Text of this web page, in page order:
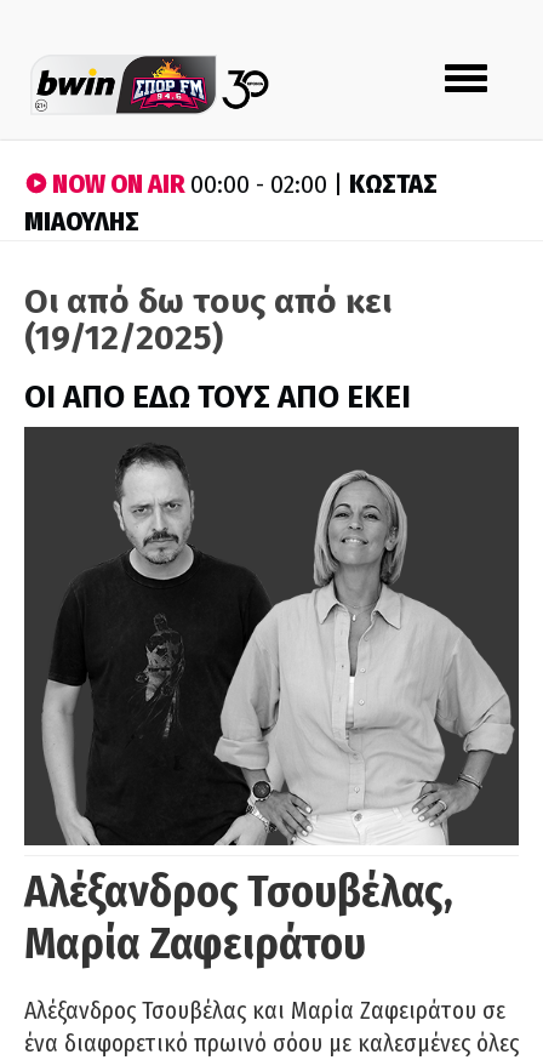
Toggle
navigation
NOW ON AIR00:00 - 02:00 | ΚΩΣΤΑΣ
ΜΙΑΟΥΛΗΣ
Οι από δω τους από κει
(19/12/2025)
ΟΙ ΑΠΟ ΕΔΩ ΤΟΥΣ ΑΠΟ ΕΚΕΙ
Αλέξανδρος Τσουβέλας,
Μαρία Ζαφειράτου
Αλέξανδρος Τσουβέλας και Μαρία Ζαφειράτου σε
ένα διαφορετικό πρωινό σόου με καλεσμένες όλες